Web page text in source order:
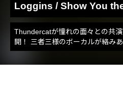
Loggins / Show You
Thundercatが憧れの面々との共
開！ 三者三様のボーカルが絡み